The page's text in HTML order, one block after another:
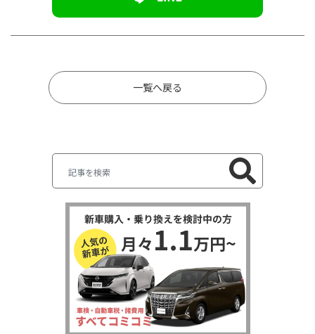
一覧へ戻る